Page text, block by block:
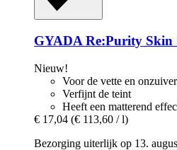
GYADA Re:Purity Skin
Nieuw!
Voor de vette en
Verfijnt de teint
Heeft een matterend
€ 17,04 (€ 113,60 / l)
Bezorging uiterlijk op 13.